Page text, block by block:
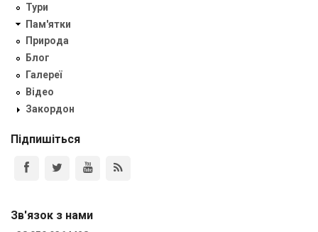
Тури
Пам'ятки
Природа
Блог
Галереї
Відео
Закордон
Підпишіться
Зв'язок з нами